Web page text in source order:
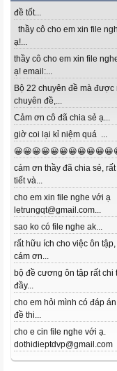
đề tốt...
thầy cô cho em xin file
ạ!...
thầy cô cho em xin file
ạ! email:...
Bộ 22 chuyên đề mà được
chuyên đề,...
Cảm ơn cô đã chia sẻ ạ...
giờ coi lại kỉ niệm quá ...
cám ơn thầy đã chia sẻ, rất
tiết và...
cho em xin file nghe với ạ
letrungqt@gmail.com...
sao ko có file nghe ak...
rất hữu ích cho việc ôn tập,
cám ơn...
bộ đề cương ôn tập rất chi
đầy...
cho em hỏi mình có đáp
đề thi...
cho e cin file nghe với ạ.
dothidieptdvp@gmail.com